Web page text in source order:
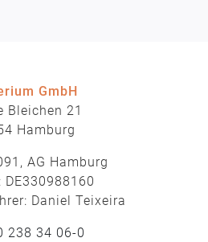
GmbH
Bleichen 21
Hamburg
AG Hamburg
DE330988160
Daniel Teixeira
238 34 06-0